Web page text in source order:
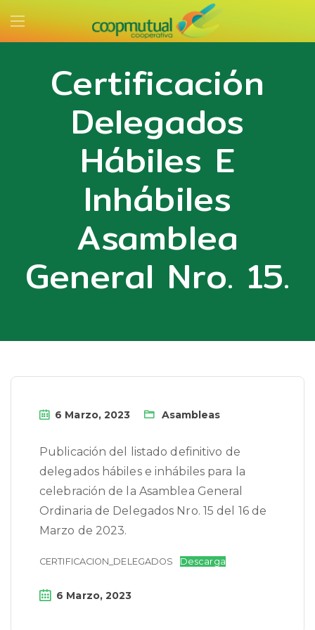
Certificación
Delegados
Hábiles E
Inhábiles
Asamblea
General Nro. 15.
6 Marzo, 2023 Asambleas
Publicación del listado definitivo de
delegados hábiles e inhábiles para la
celebración de la Asamblea General
Ordinaria de Delegados Nro. 15 del 16 de
Marzo de 2023.
CERTIFICACION_DELEGADOS Descarga
6 Marzo, 2023